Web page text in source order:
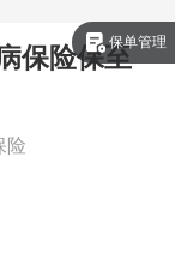
保险保至
险
保单管理